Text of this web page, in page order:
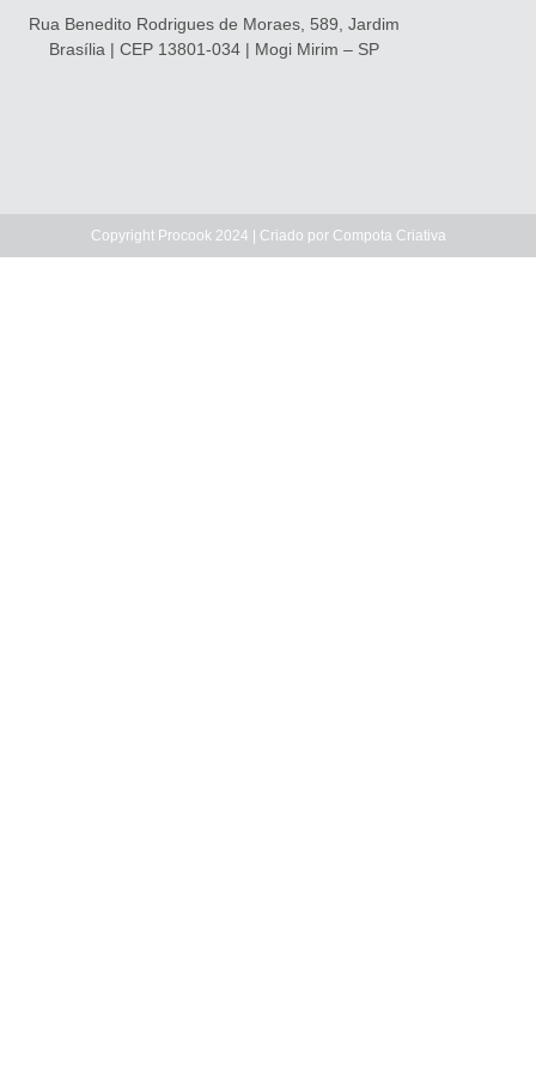
Rua Benedito Rodrigues de Moraes, 589, Jardim
Brasília | CEP 13801-034 | Mogi Mirim – SP
Copyright Procook 2024 | Criado por Compota Criativa